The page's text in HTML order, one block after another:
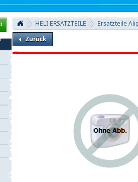
HELI ERSATZTEILE
Ersatzteile
Zurück